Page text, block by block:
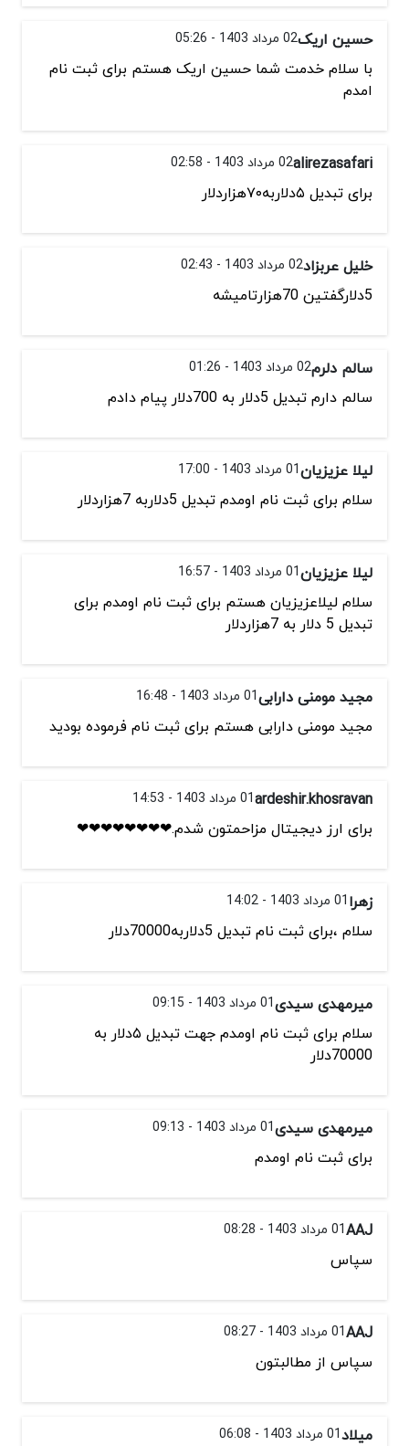
حسین اریک02 مرداد 1403 - 05:26
با سلام خدمت شما حسین اریک هستم برای ثبت نام
امدم
alirezasafari02 مرداد 1403 - 02:58
برای تبدیل ۵دلاربه۷۰هزاردلار
خلیل عربزاد02 مرداد 1403 - 02:43
5دلارگفتین 70هزارتامیشه
سالم دلرم02 مرداد 1403 - 01:26
سالم‌ دارم تبدیل 5دلار به 700دلار پيام دادم
لیلا عزیزیان01 مرداد 1403 - 17:00
سلام برای ثبت نام اومدم تبدیل 5دلاربه 7هزاردلار
لیلا عزیزیان01 مرداد 1403 - 16:57
سلام لیلاعزیزیان هستم برای ثبت نام اومدم برای
تبدیل 5 دلار به 7هزاردلار
مجید مومنی دارابی01 مرداد 1403 - 16:48
مجید مومنی دارابی هستم برای ثبت نام فرموده بودید
ardeshir.khosravan01 مرداد 1403 - 14:53
برای ارز دیجیتال مزاحمتون شدم.❤❤❤❤❤❤❤❤
زهرا01 مرداد 1403 - 14:02
سلام ،برای ثبت نام تبدیل 5دلاربه70000دلار
میرمهدی سیدی01 مرداد 1403 - 09:15
سلام برای ثبت نام اومدم جهت تبدیل ۵دلار به
70000دلار
میرمهدی سیدی01 مرداد 1403 - 09:13
برای ثبت نام اومدم
AAJ01 مرداد 1403 - 08:28
سپاس
AAJ01 مرداد 1403 - 08:27
سپاس از مطالبتون
میلاد01 مرداد 1403 - 06:08